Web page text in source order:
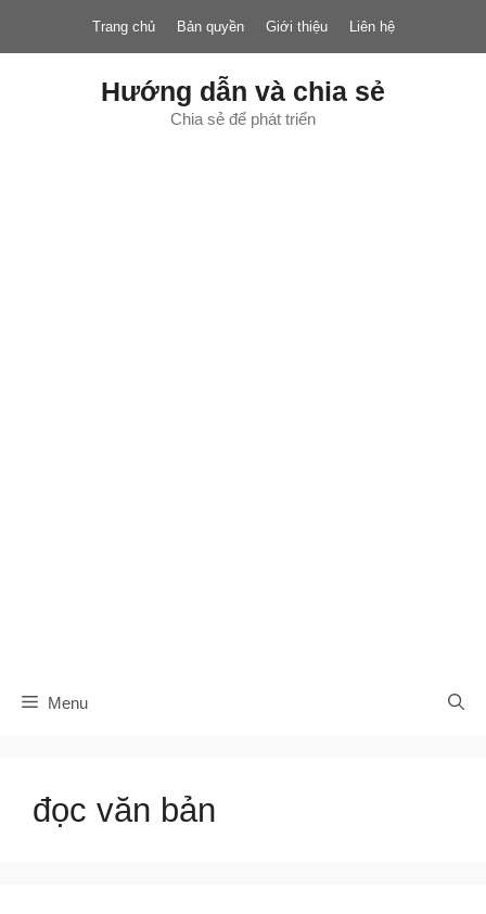
nội
Trang chủ Bản quyền Giới thiệu Liên hệ
Hướng dẫn và chia sẻ
Chia sẻ để phát triển
Menu
đọc văn bản